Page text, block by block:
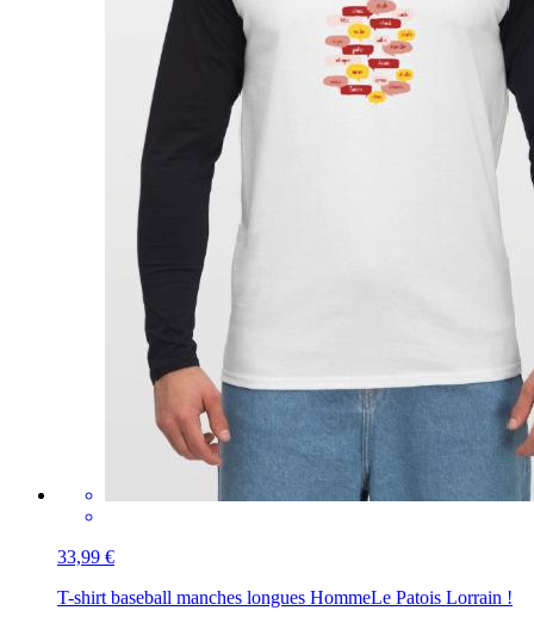
33,99 €
T-shirt baseball manches longues HommeLe Patois Lorrain !